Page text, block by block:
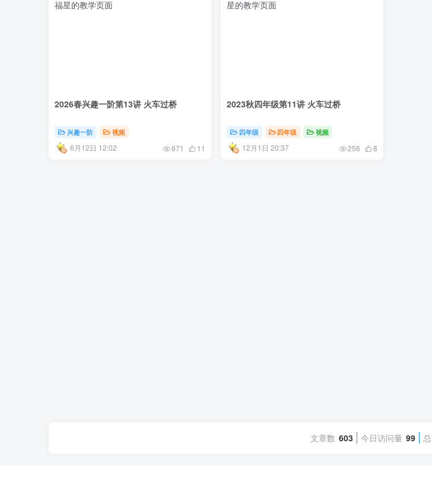
2026春兴趣一阶第13讲 火车过桥
兴趣一阶 视频
6月12日 12:02 671 11
2023秋四年级第11讲 火车过桥
四年级 四年级 视频
12月1日 20:37 256 8
文章数 603 今日访问量 99